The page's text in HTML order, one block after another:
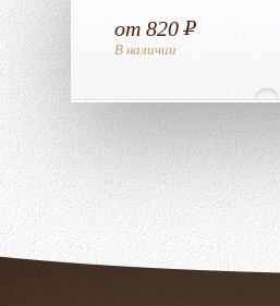
от 820
В наличии